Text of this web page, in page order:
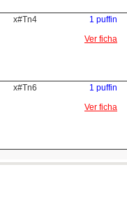
x#Tn4
1 puffin
Ver ficha
x#Tn6
1 puffin
Ver ficha